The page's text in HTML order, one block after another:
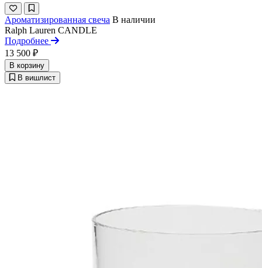
Ароматизированная свеча В наличии
Ralph Lauren CANDLE
Подробнее
13 500 ₽
В корзину
В вишлист